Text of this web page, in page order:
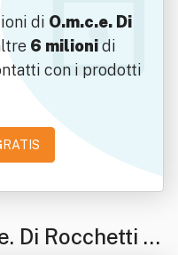
di O.m.c.e. Di
6 milionidi
con i prodotti
Di Rocchetti A